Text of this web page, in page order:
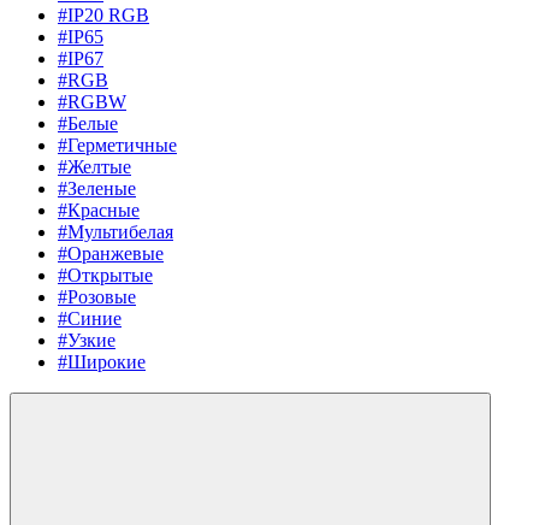
#IP20 RGB
#IP65
#IP67
#RGB
#RGBW
#Белые
#Герметичные
#Желтые
#Зеленые
#Красные
#Мультибелая
#Оранжевые
#Открытые
#Розовые
#Синие
#Узкие
#Широкие